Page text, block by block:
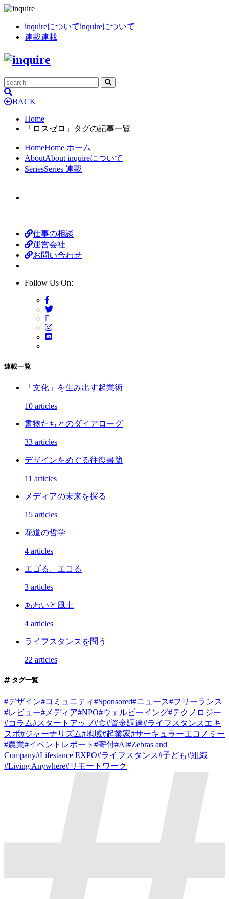
inquireについてinquireについて
連載連載
BACK
Home
「ロスゼロ」タグの記事一覧
HomeHome ホーム
AboutAbout inquireについて
SeriesSeries 連載
仕事の相談
運営会社
お問い合わせ
Follow Us On:
連載一覧
「文化」を生み出す起業術
10 articles
書物たちとのダイアローグ
33 articles
デザインをめぐる往復書簡
11 articles
メディアの未来を探る
15 articles
花道の哲学
4 articles
エゴる、エコる
3 articles
あわいと風土
4 articles
ライフスタンスを問う
22 articles
タグ一覧
#デザイン#コミュニティ#Sponsored#ニュース#フリーランス
#レビュー# メディア#NPO#ウェルビーイング#テクノロジー
#コラム#スタートアップ#食#資金調達#ライフスタンスエキ
スポ#ジャーナリズム#地域#起業家#サーキュラーエコノミー
#農業#イベントレポート #寄付#AI#Zebras and
Company#Lifestance EXPO#ライフスタンス#子ども#組織
#Living Anywhere#リモートワーク